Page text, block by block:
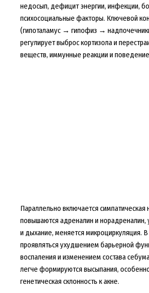
недосып, дефицит энергии, инфекции,
психосоциальные факторы. Ключевой
(гипоталамус → гипофиз →
регулирует выброс кортизола и
веществ, иммунные реакции и
Параллельно включается симпатическая
повышаются адреналин и норадреналин,
и дыхание, меняется микроциркуляция.
проявляться ухудшением барьерной
воспаления и изменением состава
легче формируются высыпания,
генетическая склонность к акне.